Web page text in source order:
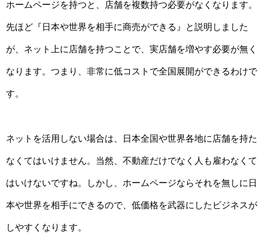
ホームページを持つと、店舗を複数持つ必要がなくなります。
先ほど『日本や世界を相手に商売ができる』と説明しました
が、ネット上に店舗を持つことで、実店舗を増やす必要が無く
なります。つまり、非常に低コストで全国展開ができるわけで
す。
ネットを活用しない場合は、日本全国や世界各地に店舗を持た
なくてはいけません。当然、不動産だけでなく人も雇わなくて
はいけないですね。しかし、ホームページならそれを無しに日
本や世界を相手にできるので、低価格を武器にしたビジネスが
しやすくなります。